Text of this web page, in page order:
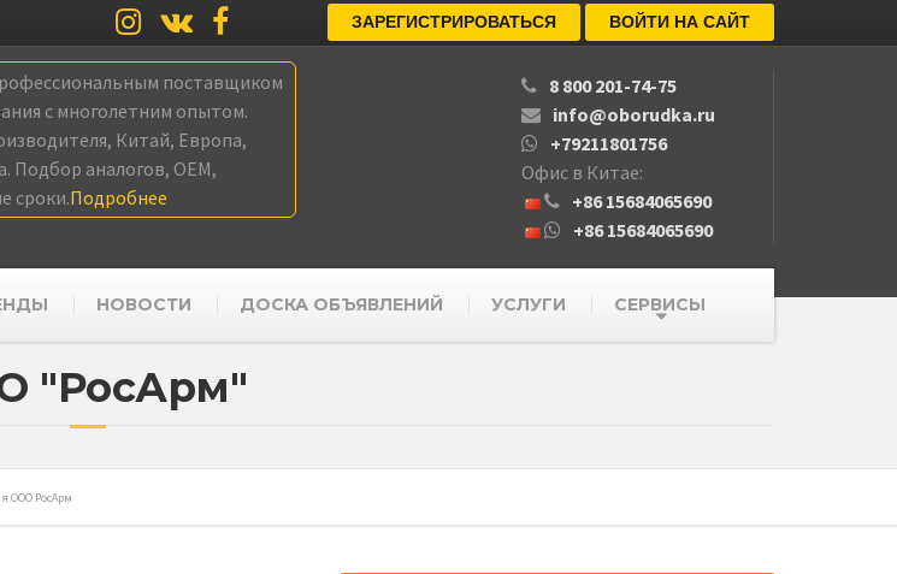
ЗАРЕГИСТРИРОВАТЬСЯ ВОЙТИ НА САЙТ
поставщиком
с многолетним опытом.
Китай, Европа,
Подбор аналогов, OEM,
сроки.Подробнее
8 800 201-74-75
info@oborudka.ru
+79211801756
Офис в Китае:
+86 15684065690
+86 15684065690
НОВОСТИ ДОСКА ОБЪЯВЛЕНИЙ УСЛУГИ СЕРВИСЫ
"РосАрм"
ООО РосАрм